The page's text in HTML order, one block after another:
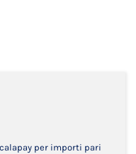
per importi pari